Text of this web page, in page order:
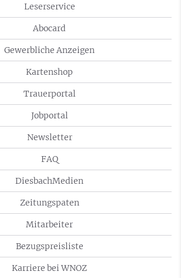
Leserservice
Abocard
Gewerbliche Anzeigen
Kartenshop
Trauerportal
Jobportal
Newsletter
FAQ
DiesbachMedien
Zeitungspaten
Mitarbeiter
Bezugspreisliste
Karriere bei WNOZ